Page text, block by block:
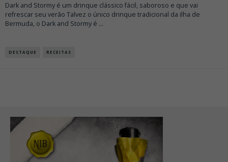
Dark and Stormy é um drinque clássico fácil, saboroso e que vai
refrescar seu verão Talvez o único drinque tradicional da ilha de
Bermuda, o Dark and Stormy é ...
DESTAQUE RECEITAS